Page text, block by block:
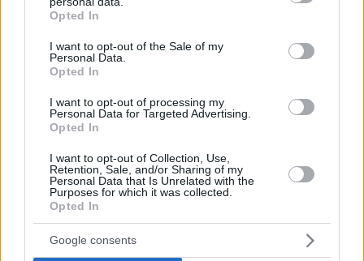
grant or deny consent to Google and its third-party tags to
use your data for below specified purposes in below Google
consent section.
Opted In
I want to opt-out of the Sale of my
Personal Data.
Opted In
I want to opt-out of processing my
Personal Data for Targeted Advertising.
Opted In
I want to opt-out of Collection, Use,
Retention, Sale, and/or Sharing of my
Personal Data that Is Unrelated with the
Purposes for which it was collected.
Opted In
Google consents
μέρα και να την ασπάζονται...
09.11.2015, 10:24
Ακόμα υπάρχει αγάπη. Με τον Ανδρέα, υπήρχε κάτι
πιο πολύ βέβαια, υπήρχε έρωτας, όχι απλή αγάπη.
ΑΠΑΝΤΗΣΗ
ΠΡΟΣΘΗΚΗ ΣΧΟΛΙΟΥ